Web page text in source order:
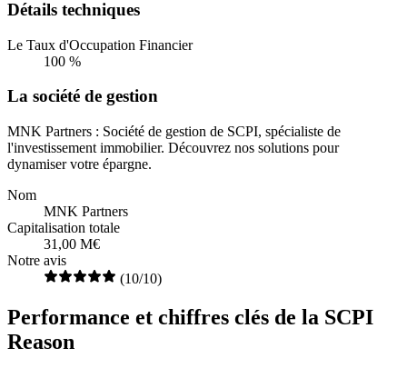
Détails techniques
Le Taux d'Occupation Financier
100 %
La société de gestion
MNK Partners : Société de gestion de SCPI, spécialiste de
l'investissement immobilier. Découvrez nos solutions pour
dynamiser votre épargne.
Nom
MNK Partners
Capitalisation totale
31,00 M€
Notre avis
(10/10)
Performance et chiffres clés de la SCPI
Reason